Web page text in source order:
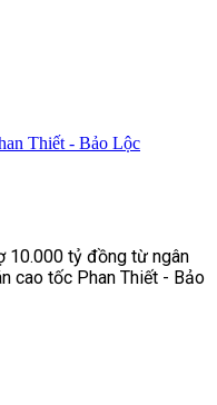
Thiết - Bảo Lộc
10.000 tỷ đồng từ ngân
cao tốc Phan Thiết - Bảo